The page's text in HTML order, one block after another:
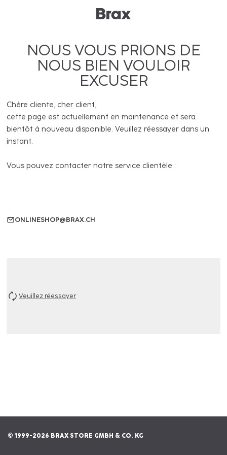
NOUS VOUS PRIONS DE
NOUS BIEN VOULOIR
EXCUSER
Chère cliente, cher client,
cette page est actuellement en maintenance et sera
bientôt à nouveau disponible. Veuillez réessayer dans un
instant.
Vous pouvez contacter notre service clientèle :
ONLINESHOP@BRAX.CH
Veuillez réessayer
© 1999-2026 BRAX STORE GMBH & CO. KG